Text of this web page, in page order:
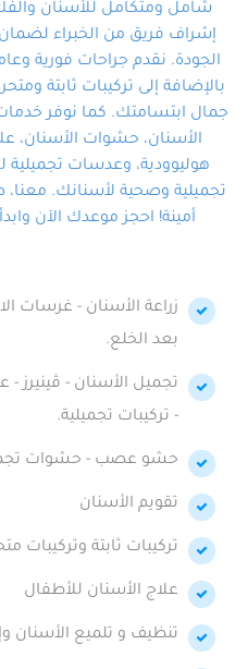
شامل ومتكامل للأسنان
إشراف فريق من الخبراء لضمان
الجودة. نقدم جراحات فورية
بالإضافة إلى تركيبات ثابتة
جمال ابتسامتك. كما نوفر
الأسنان، حشوات الأسنان،
هوليوودية، وعدسات
تجميلية وصحية لأسنانك.
أمينة! احجز موعدك الآن
زراعة الأسنان - غرسات
بعد الخلع.
تجميل الأسنان - ڤينيرز
- تركيبات تجميلية.
حشو عصب - حشوات
تقويم الأسنان
تركيبات ثابتة وتركيبات
علاج الأسنان للأطفال
تنظيف و تلميع الأسنان